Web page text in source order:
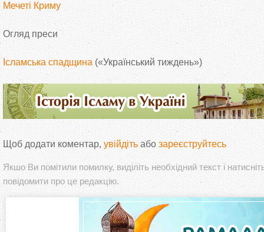
Мечеті Криму
Огляд преси
Ісламська спадщина («Український тиждень»)
Щоб додати коментар, увійдіть або зареєструйтесь
Якшо Ви помітили помилку, виділіть необхідний текст і
повідомити про це редакцію.